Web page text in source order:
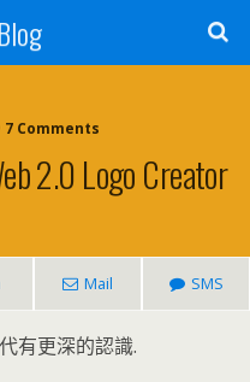
7 Comments
2.0 Logo Creator
Mail SMS
有更深的認識.